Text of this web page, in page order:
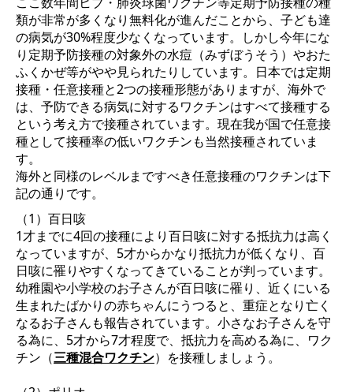
類が非常が多くなり無料化が進んだことから、子ども達
の病気が30%程度少なくなっています。しかし今年にな
り定期予防接種の対象外の水痘（みずぼうそう）やおた
ふくかぜ等がやや見られたりしています。日本では定期
接種・任意接種と2つの接種形態がありますが、海外で
は、予防できる病気に対するワクチンはすべて接種する
という考え方で接種されています。現在我が国で任意接
種として接種率の低いワクチンも当然接種されていま
す。
海外と同様のレベルまですべき任意接種のワクチンは下
記の通りです。
（1）百日咳
1才までに4回の接種により百日咳に対する抵抗力は高く
なっていますが、5才からかなり抵抗力が低くなり、百
日咳に罹りやすくなってきていることが判っています。
幼稚園や小学校のお子さんが百日咳に罹り、近くにいる
生まれたばかりの赤ちゃんにうつると、重症となり亡く
なるお子さんも報告されています。小さなお子さんを守
る為に、5才から7才程度で、抵抗力を高める為に、ワク
チン（三種混合ワクチン）を接種しましょう。